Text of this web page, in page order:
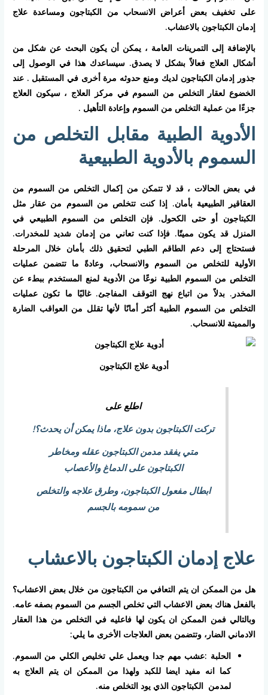
على تخفيف بعض أعراض الانسحاب من الكبتاجون ومساعدة علاج
إدمان الكبتاجون بالاعشاب.
بالإضافة إلى التمرينات العامة ، يمكن أن يكون البحث عن شكل من
أشكال العلاج فعالاً بشكل لا يصدق. سيساعدك هذا في الوصول إلى
جذور إدمان الكبتاجون لديك ومنع حدوثه مرة أخرى في المستقبل . عند
الخضوع لعقار التخلص من السموم في مركز العلاج ، سيكون العلاج
جزءًا من عملية التخلص من السموم وإعادة التأهيل .
الأدوية الطبية مقابل التخلص من
السموم بالأدوية الطبيعية
في بعض الحالات ، قد لا تتمكن من إكمال التخلص من السموم من
العقاقير الطبيعية بأمان. إذا كنت تتخلص من السموم من عقار مثل
الكبتاجون أو حتى الكحول. فإن التخلص من السموم الطبيعي في
المنزل قد يكون مميتًا. فإذا كنت تعاني من إدمان شديد للمخدرات.
فستحتاج إلى دعم الطاقم الطبي لتحقيق ذلك بأمان خلال المرحلة
الأولية للتخلص من السموم والانسحاب، وعادةً ما تتضمن عمليات
التخلص من السموم الطبية نوعًا من الأدوية لمنع المستخدم ببطء عن
المخدر. بدلاً من اتباع نهج التوقف المفاجئ. غالبًا ما تكون عمليات
التخلص من السموم الطبية أكثر أمانًا لأنها تقلل من العواقب الضارة
والمميتة للانسحاب.
أدوية علاج الكبتاجون
اطلع على
تركت الكبتاجون بدون علاج، ماذا يمكن أن يحدث؟!
متي يفقد مدمن الكبتاجون عقله ومخاطر
الكبتاجون على الدماغ والأعصاب
ابطال مفعول الكبتاجون، وطرق علاجه والتخلص
من سمومه بالجسم
علاج إدمان الكبتاجون بالاعشاب
هل من الممكن ان يتم التعافي من الكبتاجون من خلال بعض الاعشاب؟
بالفعل هناك بعض الاعشاب التي تخلص الجسم من السموم بصفه عامه.
وبالتالي فمن الممكن ان يكون لها فاعليه في التخلص من هذا العقار
الادماني الضار، وتتضمن بعض العلاجات الأخرى ما يلي:
الحلبة :عشب مهم جدا ويعمل علي تخليص الكلي من السموم.
كما انه مفيد ايضا للكبد ولهذا من الممكن ان يتم العلاج به
لمدمن الكبتاجون الذي يود التخلص منه.